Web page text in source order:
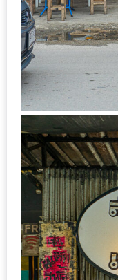
CART
DRAFT
–
บาร์บีคิว
สาว
เหนือ
กับ
สลัด
หนุ่ม
บ้านนา
เมนู